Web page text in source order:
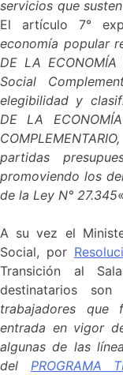
servicios que
El artículo 7°
economía popular
DE LA
Social
elegibilidad y
DE LA
partidas
promoviendo los
de la Ley N° 27.345
A su vez el
Social, por
Transición al
destinatarios son
trabajadores
entrada en vigor
algunas de las
del PROGRAMA